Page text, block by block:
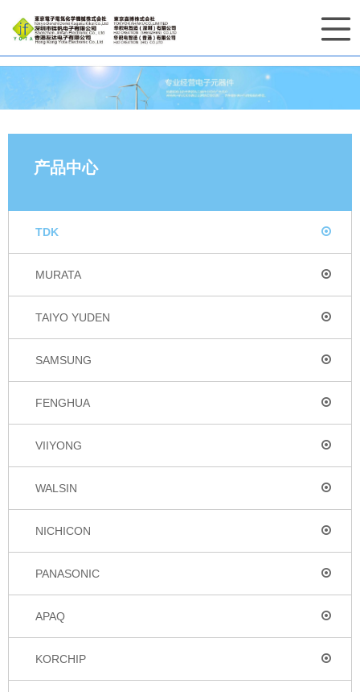
产品中心
TDK
MURATA
TAIYO YUDEN
SAMSUNG
FENGHUA
VIIYONG
WALSIN
NICHICON
PANASONIC
APAQ
KORCHIP